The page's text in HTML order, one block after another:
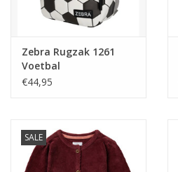
Zebra Rugzak 1261
Voetbal
€44,95
SALE